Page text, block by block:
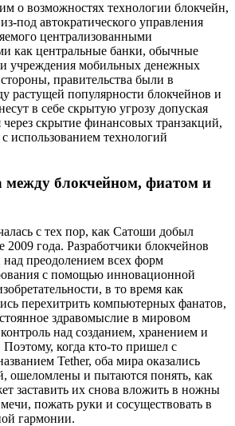
о возможностях технологии блокчейн,
под автократического управления
централизованными
как центральные банки, обычные
учреждения мобильных денежных
правительства были в
растущей популярности блокчейнов и
в себе скрытую угрозу допуская
через скрытие финансовых транзакций,
использованием технологий
между блокчейном, фиатом и
с тех пор, как Сатоши добыл
2009 года. Разработчики блокчейнов
над преодолением всех форм
с помощью инновационной
в то время как
перехитрить компьютерных фанатов,
здравомыслие в мировом
над созданием, хранением и
когда кто-то пришел с
Tether, оба мира оказались
ошеломлены и пытаются понять, как
заставить их снова вложить в ножны
пожать руки и сосуществовать в
гармонии.